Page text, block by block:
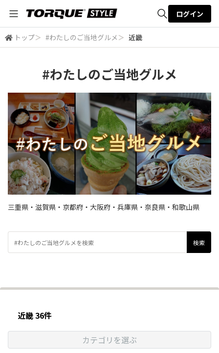
全体検索
ログイン
トップ＞ #わたしのご当地グルメ ＞ 近畿
#わたしのご当地グルメ
三重県・滋賀県・京都府・大阪府・兵庫県・奈良県・和歌山県
近畿 36件
カテゴリを選ぶ